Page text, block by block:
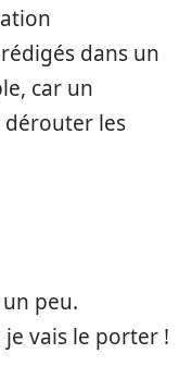
dans un
car un
les
peu.
vais le porter !